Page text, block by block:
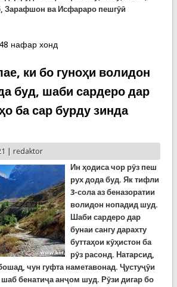
Зарафшон ва Исфараро пешгӯӣ
Кумитаи ҳолатҳои фавқулодда аз
нафар хонд
ки бо гуноҳи волидон
буд, шаби сардеро дар
ба сар бурду зинда
| redaktor
Ин ҳодиса чор рӯз пеш
рух дода буд. Як тифли
3-сола аз беназоратии
волидон нопадид шуд.
Шаби сардеро дар
бунаи сангу дарахту
буттаҳои кӯҳистон ба
рӯз расонд. Натарсид,
чун гуфта наметавонад. Ҷустуҷӯи
бенатиҷа анҷом шуд. Рӯзи дигар бо